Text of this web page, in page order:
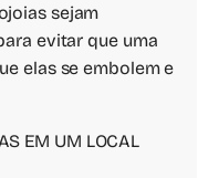
sejam
evitar que uma
elas se embolem e
EM UM LOCAL